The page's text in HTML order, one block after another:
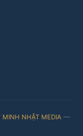
NHẬT MEDIA —